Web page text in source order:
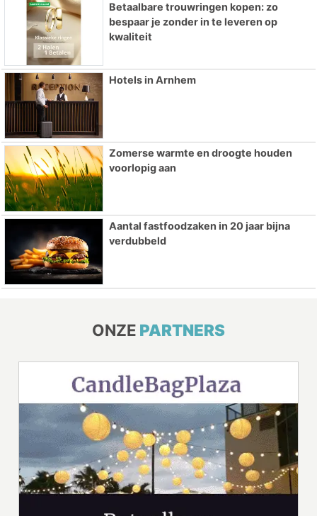
Betaalbare trouwringen kopen: zo
bespaar je zonder in te leveren op
kwaliteit
Hotels in Arnhem
Zomerse warmte en droogte houden
voorlopig aan
Aantal fastfoodzaken in 20 jaar bijna
verdubbeld
ONZE PARTNERS